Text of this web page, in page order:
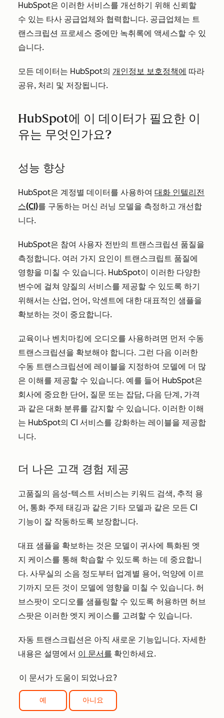
HubSpot은 이러한 서비스를 개선하기 위해 신뢰할
수 있는 타사 공급업체와 협력합니다. 공급업체는 트
랜스크립션 프로세스 중에만 녹취록에 액세스할 수 있
습니다.
모든 데이터는 HubSpot의 개인정보 보호정책에 따라
공유, 처리 및 저장됩니다.
HubSpot에 이 데이터가 필요한 이
유는 무엇인가요?
성능 향상
HubSpot은 계정별 데이터를 사용하여 대화 인텔리전
스(CI)를 구동하는 머신 러닝 모델을 측정하고 개선합
니다.
HubSpot은 참여 사용자 전반의 트랜스크립션 품질을
측정합니다. 여러 가지 요인이 트랜스크립트 품질에
영향을 미칠 수 있습니다. HubSpot이 이러한 다양한
변수에 걸쳐 양질의 서비스를 제공할 수 있도록 하기
위해서는 산업, 언어, 악센트에 대한 대표적인 샘플을
확보하는 것이 중요합니다.
교육이나 벤치마킹에 오디오를 사용하려면 먼저 수동
트랜스크립션을 확보해야 합니다. 그런 다음 이러한
수동 트랜스크립션에 레이블을 지정하여 모델에 더 많
은 이해를 제공할 수 있습니다. 예를 들어 HubSpot은
회사에 중요한 단어, 질문 또는 잡담, 다음 단계, 가격
과 같은 대화 분류를 감지할 수 있습니다. 이러한 이해
는 HubSpot의 CI 서비스를 강화하는 레이블을 제공합
니다.
더 나은 고객 경험 제공
고품질의 음성-텍스트 서비스는 키워드 검색, 추적 용
어, 통화 주제 태깅과 같은 기타 모델과 같은 모든 CI
기능이 잘 작동하도록 보장합니다.
대표 샘플을 확보하는 것은 모델이 귀사에 특화된 엣
지 케이스를 통해 학습할 수 있도록 하는 데 중요합니
다. 사무실의 소음 정도부터 업계별 용어, 억양에 이르
기까지 모든 것이 모델에 영향을 미칠 수 있습니다. 허
브스팟이 오디오를 샘플링할 수 있도록 허용하면 허브
스팟은 이러한 엣지 케이스를 고려할 수 있습니다.
자동 트랜스크립션은 아직 새로운 기능입니다. 자세한
내용은 설명에서 이 문서를 확인하세요.
이 문서가 도움이 되었나요?
예 아니요